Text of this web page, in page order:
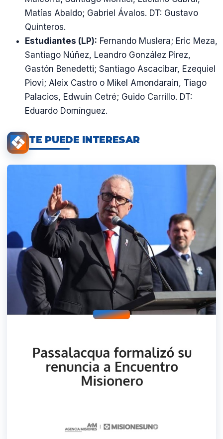
Matías Abaldo; Gabriel Ávalos. DT: Gustavo
Quinteros.
Estudiantes (LP): Fernando Muslera; Eric Meza,
Santiago Núñez, Leandro González Pirez,
Gastón Benedetti; Santiago Ascacibar, Ezequiel
Piovi; Aleix Castro o Mikel Amondarain, Tiago
Palacios, Edwuin Cetré; Guido Carrillo. DT:
Eduardo Domínguez.
TE PUEDE INTERESAR